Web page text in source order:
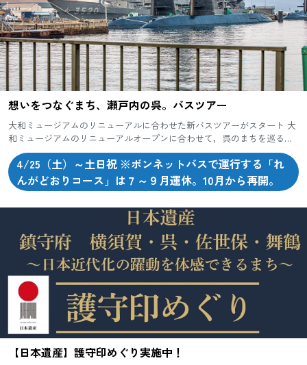
想いをつなぐまち、瀬戸内の呉。バスツアー
大和ミュージアムのリニューアルに合わせた新バスツアーがスタート 大
和ミュージアムのリニューアルオープンに合わせて，呉のまちを巡る新
しいバスツアーが始まります。出発は，大和ミュージアム隣の呉中央
桟...4/25（土）～土日祝 ※ボンネットバスで運行する「れ
んがどおりコース」は７～９月運休。10月から再開。
【日本遺産】護守印めぐり実施中！